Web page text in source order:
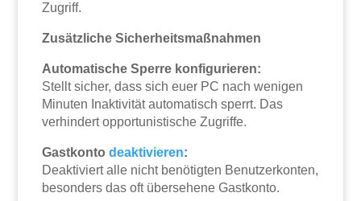
Zugriff.
Zusätzliche Sicherheitsmaßnahmen
Automatische Sperre konfigurieren:
Stellt sicher, dass sich euer PC nach wenigen
Minuten Inaktivität automatisch sperrt. Das
verhindert opportunistische Zugriffe.
Gastkontodeaktivieren:
Deaktiviert alle nicht benötigten Benutzerkonten,
besonders das oft übersehene Gastkonto.